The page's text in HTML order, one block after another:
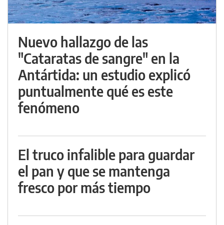
Nuevo hallazgo de las
"Cataratas de sangre" en la
Antártida: un estudio explicó
puntualmente qué es este
fenómeno
El truco infalible para guardar
el pan y que se mantenga
fresco por más tiempo